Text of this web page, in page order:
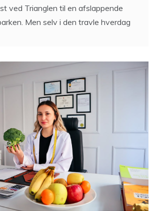
ved Trianglen til en afslappende
Men selv i den travle hverdag